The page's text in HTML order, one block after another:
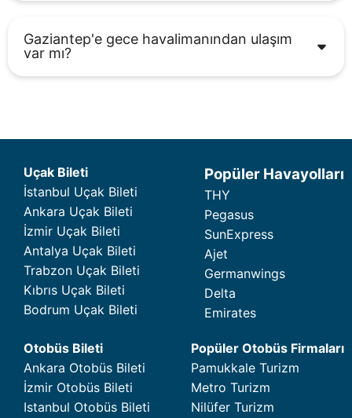
Gaziantep'e gece havalimanından ulaşım
var mı?
Uçak Bileti
İstanbul Uçak Bileti
Ankara Uçak Bileti
İzmir Uçak Bileti
Antalya Uçak Bileti
Trabzon Uçak Bileti
Kıbrıs Uçak Bileti
Bodrum Uçak Bileti
Popüler Havayolları
THY
Pegasus
SunExpress
Ajet
Germanwings
Delta
Emirates
Otobüs Bileti
Ankara Otobüs Bileti
İzmir Otobüs Bileti
Istanbul Otobüs Bileti
Popüler Otobüs Firmaları
Pamukkale Turizm
Metro Turizm
Nilüfer Turizm